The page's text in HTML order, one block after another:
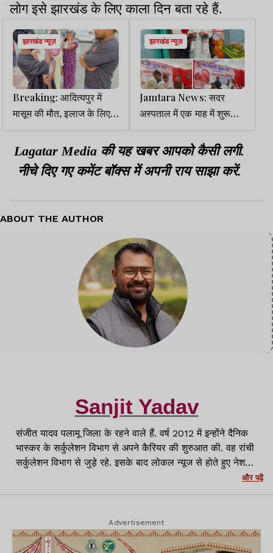
लोग इसे झारखंड के लिए काला दिन बता रहे हैं.
झारखंड न्यूज़
Breaking: आदित्यपुर में
मासूम की मौत, इलाज के लिए
अस्पतालों में भटकते रहे परिजन
झारखंड न्यूज़
Jamtara News: सदर
अस्पताल में एक माह में शुरू
होगा ICU वार्ड: स्वास्थ्य मंत्री
इरफान
Lagatar Media की यह खबर आपको कैसी लगी.
नीचे दिए गए कमेंट बॉक्स में अपनी राय साझा करें.
ABOUT THE AUTHOR
Sanjit Yadav
संजीत यादव पलामू जिला के रहने वाले हैं. वर्ष 2012 में इन्होंने दैनिक
भास्कर के सर्कुलेशन विभाग से अपने कैरियर की शुरुआत की. वह रांची
सर्कुलेशन विभाग से जुड़े रहे. इसके बाद लोकल न्यूज से होते हुए नेशनल
मीडिया प्लेटफॉर्म्स जैसे APN News, News11 और NewsWing
से जुड़कर काम किया. पलामू से Lagatar Media के Lagatar
वर्तमान में रांची में लगातार न्यूज़ के साथ वर्तमान में क्राइम रिपोर्टर के
रूप में कार्यरत हूं.
और पढ़ें
Advertisement